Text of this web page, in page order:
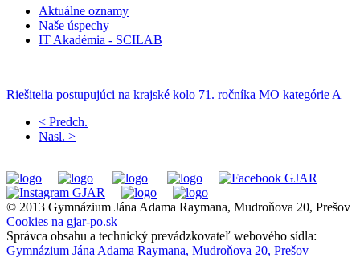
Aktuálne oznamy
Naše úspechy
IT Akadémia - SCILAB
Riešitelia postupujúci na krajské kolo 71. ročníka MO kategórie A
< Predch.
Nasl. >
© 2013 Gymnázium Jána Adama Raymana, Mudroňova 20, Prešov
Cookies na gjar-po.sk
Správca obsahu a technický prevádzkovateľ webového sídla:
Gymnázium Jána Adama Raymana, Mudroňova 20, Prešov